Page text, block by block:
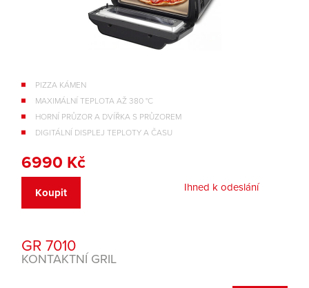
PIZZA KÁMEN
MAXIMÁLNÍ TEPLOTA AŽ 380 °C
HORNÍ PRŮZOR A DVÍŘKA S PRŮZOREM
DIGITÁLNÍ DISPLEJ TEPLOTY A ČASU
6990 Kč
Koupit Ihned k odeslání
GR 7010
KONTAKTNÍ GRIL